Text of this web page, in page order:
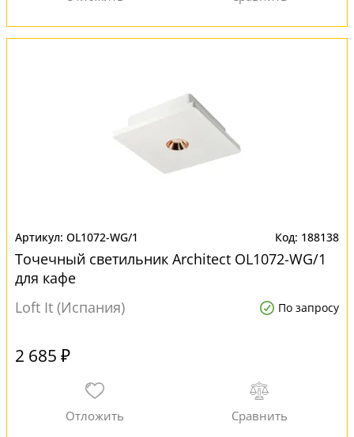
OL1072-WG/1 188138
Точечный светильник Architect OL1072-WG/1
для кафе
Loft It (Испания)
По запросу
2 685 ₽